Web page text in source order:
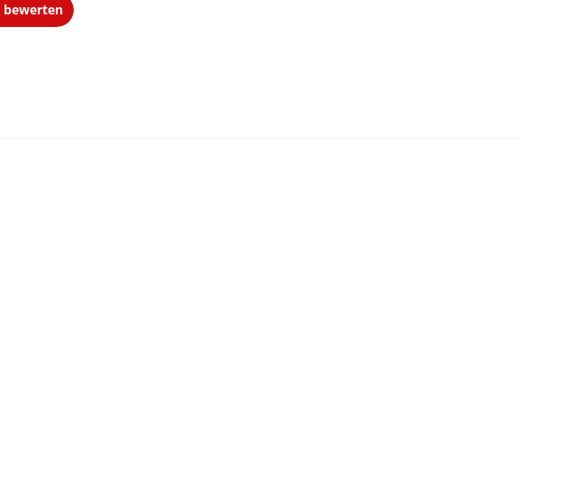
bewerten